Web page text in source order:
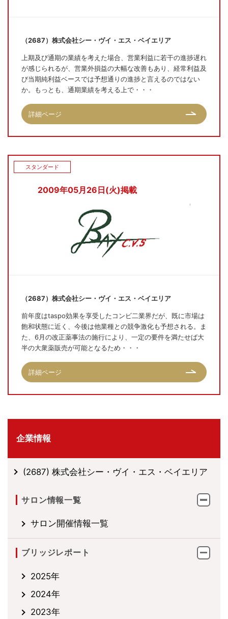
（2687）株式会社シー・ヴイ・エス・ベイエリア
上期及び通期の業績を考えた場合、営業利益に若干の進捗遅れ
が感じられるが、営業外損益の大幅な改善もあり、経常利益及
び当期純利益ベースでは予想通りの進捗と言えるのではない
か。もっとも、通期業績を考える上で・・・
詳細ページ
2009年05月26日(火)掲載
スタンダード
（2687）株式会社シー・ヴイ・エス・ベイエリア
前年度はtaspo効果を享受したコンビ二業界だが、既に市場は
飽和状態に近く、今後は他業種との競争激化も予想される。ま
た、6月の改正薬事法の施行により、一定の要件を満たせば大
半の大衆薬販売が可能となるため・・・
詳細ページ
企業情報
(2687) 株式会社シー・ヴイ・エス・ベイエリア
サロン情報一覧
サロン開催情報一覧
ブリッジレポート
2025年
2024年
2023年